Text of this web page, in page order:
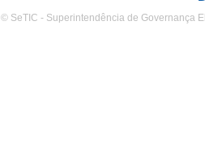
© SeTIC - Superintendência de Governança